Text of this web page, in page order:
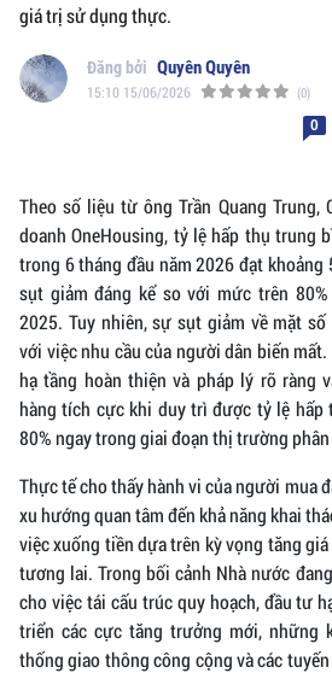
giá trị sử dụng thực.
Quyên Quyên
15:10 15/06/2026 (0)
0
Theo số liệu từ ông Trần Quang Trung,
doanh OneHousing, tỷ lệ hấp thụ trung
trong 6 tháng đầu năm 2026 đạt khoảng
sụt giảm đáng kể so với mức trên
2025. Tuy nhiên, sự sụt giảm về mặt
với việc nhu cầu của người dân biến
hạ tầng hoàn thiện và pháp lý rõ ràng
hàng tích cực khi duy trì được tỷ lệ hấp
80% ngay trong giai đoạn thị trường
Thực tế cho thấy hành vi của người mua
xu hướng quan tâm đến khả năng khai
việc xuống tiền dựa trên kỳ vọng tăng
tương lai. Trong bối cảnh Nhà nước
cho việc tái cấu trúc quy hoạch, đầu tư
triển các cực tăng trưởng mới, những
thống giao thông công cộng và các